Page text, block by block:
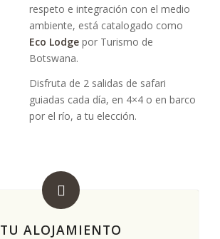
respeto e integración con el medio
ambiente, está catalogado como
Eco Lodge por Turismo de
Botswana.
Disfruta de 2 salidas de safari
guiadas cada día, en 4×4 o en barco
por el río, a tu elección.
TU ALOJAMIENTO